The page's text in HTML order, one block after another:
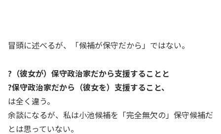
冒頭に述べるが、「候補が保守だから」ではない。
?（彼女が）保守政治家だから支援することと
?保守政治家だから（彼女を）支援すること、
は全く違う。
余談になるが、私は小池候補を「完全無欠の」保守候補だ
とは思っていない。